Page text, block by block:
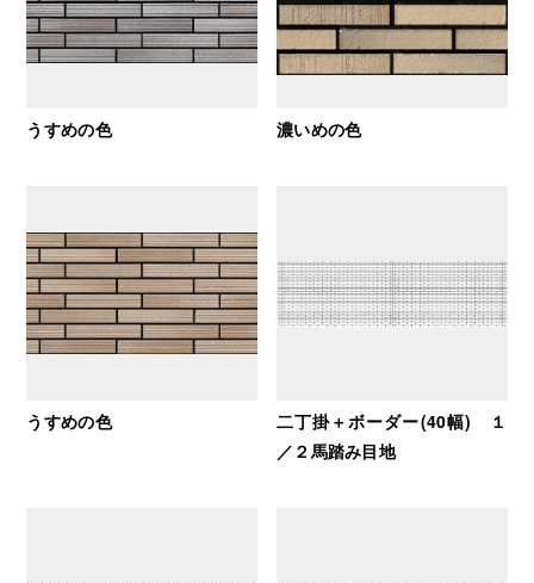
うすめの色 濃いめの色
うすめの色
二丁掛＋ボーダー(40幅) １
／２馬踏み目地